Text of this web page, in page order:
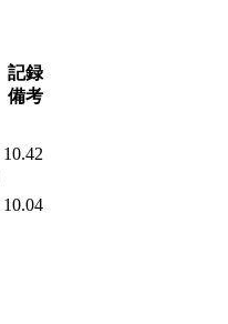
記録
備考
10.42
10.04